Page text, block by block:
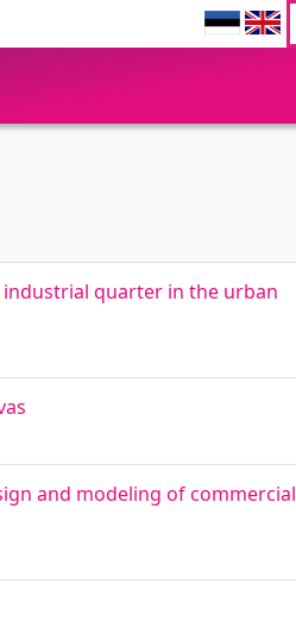
quarter in the urban
and modeling of commercial